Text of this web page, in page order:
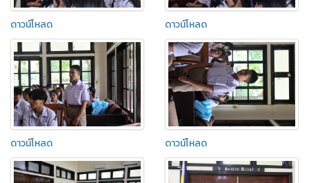
ดาวน์โหลด ดาวน์โหลด
ดาวน์โหลด ดาวน์โหลด